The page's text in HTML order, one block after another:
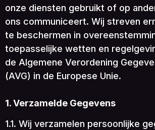
onze diensten gebruikt of op
ons communiceert. Wij streven
te beschermen in
toepasselijke wetten en
de Algemene Verordening
(AVG) in de Europese Unie.
1. Verzamelde Gegevens
1.1. Wij verzamelen persoonlijke